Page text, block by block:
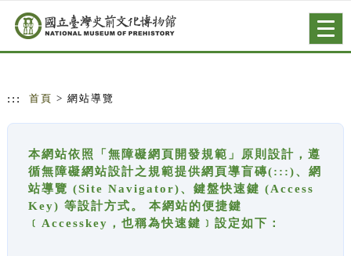
跳到主要內容
網站導覽
::: 首頁 > 網站導覽
本網站依照「無障礙網頁開發規範」原則設計，遵
循無障礙網站設計之規範提供網頁導盲磚(:::)、網
站導覽 (Site Navigator)、鍵盤快速鍵 (Access
Key) 等設計方式。 本網站的便捷鍵
﹝Accesskey，也稱為快速鍵﹞設定如下：